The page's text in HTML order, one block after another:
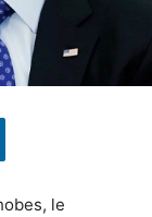
le